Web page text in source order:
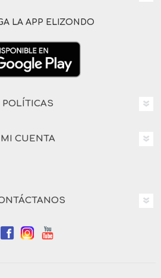
LA APP ELIZONDO
POLÍTICAS
MI CUENTA